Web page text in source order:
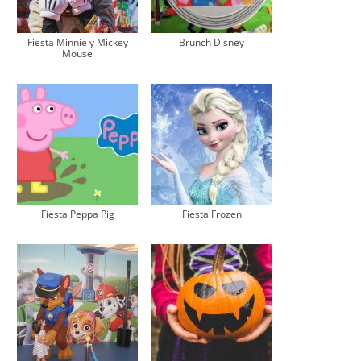
Fiesta Minnie y Mickey
Mouse
Brunch Disney
Fiesta Peppa Pig Fiesta Frozen